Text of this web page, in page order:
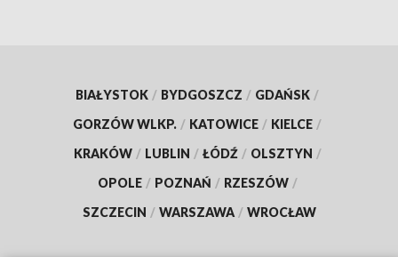
BIAŁYSTOK / BYDGOSZCZ / GDAŃSK /
GORZÓW WLKP. / KATOWICE / KIELCE /
KRAKÓW / LUBLIN / ŁÓDŹ / OLSZTYN /
OPOLE / POZNAŃ / RZESZÓW /
SZCZECIN / WARSZAWA / WROCŁAW